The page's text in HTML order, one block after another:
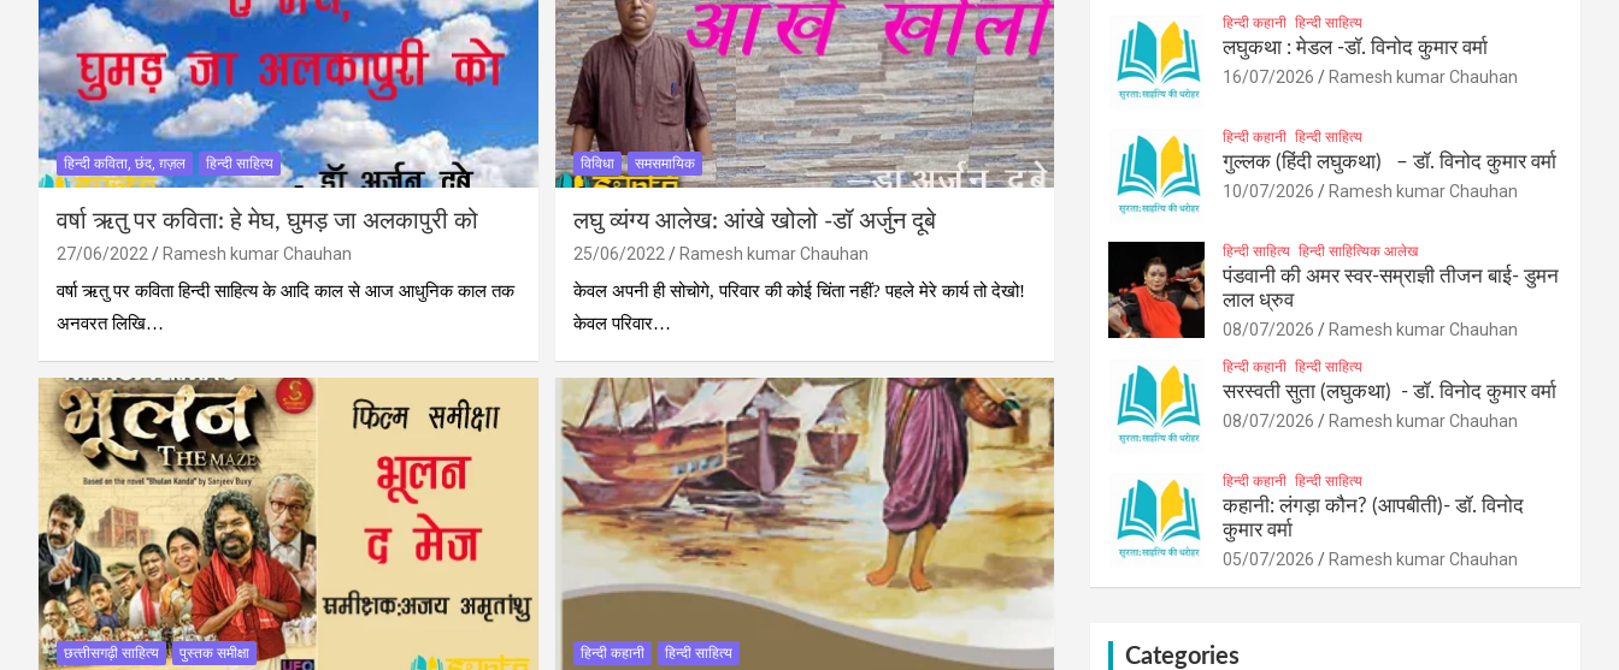
हिन्दी कविता, छंद, ग़ज़ल हिन्दी साहित्य
वर्षा ऋतु पर कविता: हे मेघ, घुमड़ जा अलकापुरी को
27/06/2022
Ramesh kumar Chauhan
वर्षा ऋतु पर कविता हिन्‍दी साहित्‍य के आदि काल से आज आधुनिक काल तक
अनवरत लिखि…
विविधा समसमायिक
लघु व्‍यंग्य आलेख: आंखे खोलो -डॉ अर्जुन दूबे
25/06/2022
Ramesh kumar Chauhan
केवल अपनी ही सोचोगे, परिवार की कोई चिंता नहीं? पहले मेरे कार्य तो देखो!
केवल परिवार…
छत्‍तीसगढ़ी साहित्‍य पुस्‍तक समीक्षा हिन्दी कहानी हिन्दी साहित्य
हिन्दी कहानी हिन्दी साहित्य
लघुकथा : मेडल -डॉ. विनोद कुमार वर्मा
16/07/2026 Ramesh kumar Chauhan
हिन्दी कहानी हिन्दी साहित्य
गुल्लक (हिंदी लघुकथा) – डॉ. विनोद कुमार वर्मा
10/07/2026 Ramesh kumar Chauhan
हिन्दी साहित्य हिन्दी साहित्यिक आलेख
पंडवानी की अमर स्वर-सम्राज्ञी तीजन बाई- डुमन
लाल ध्रुव
08/07/2026 Ramesh kumar Chauhan
हिन्दी कहानी हिन्दी साहित्य
सरस्वती सुता (लघुकथा) ​- डॉ. विनोद कुमार वर्मा
08/07/2026 Ramesh kumar Chauhan
हिन्दी कहानी हिन्दी साहित्य
कहानी: लंगड़ा कौन? (आपबीती)​- डॉ. विनोद
कुमार वर्मा
05/07/2026 Ramesh kumar Chauhan
Categories